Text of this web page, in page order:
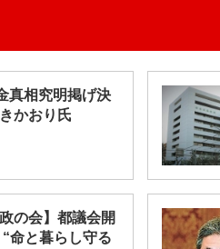
真相究明掲げ決
かおり氏
政の会】都議会開
命と暮らし守る